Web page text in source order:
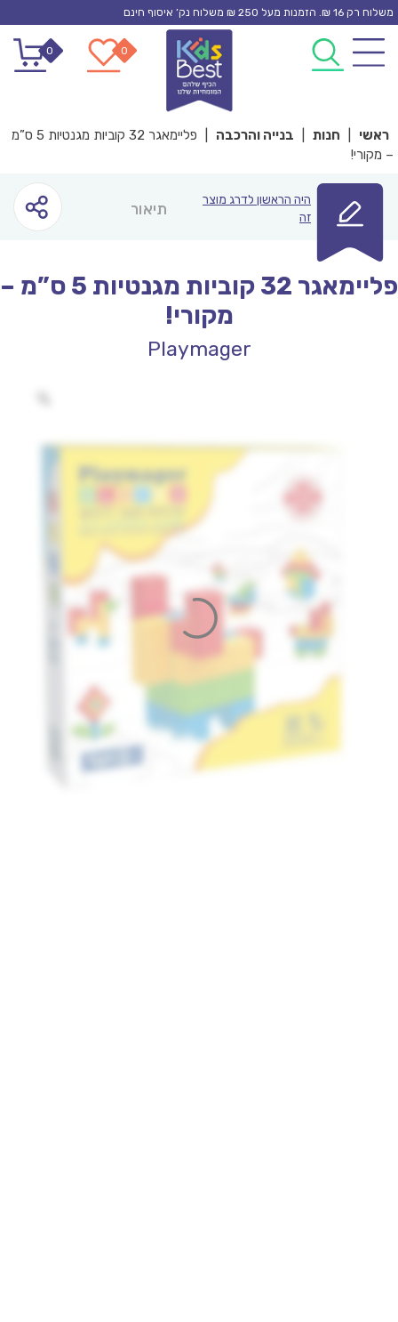
Skip
content
משלוח רק 16 ₪. הזמנות מעל 250 ₪ משלוח נק’ איסוף חינם
0
0
ראשי חנות בנייה והרכבה
פליימאגר 32 קוביות מגנטיות 5 ס”מ
– מקורי!
היה הראשון לדרג מוצר
זה
תיאור
פליימאגר 32 קוביות מגנטיות 5 ס”מ –
מקורי!
Playmager